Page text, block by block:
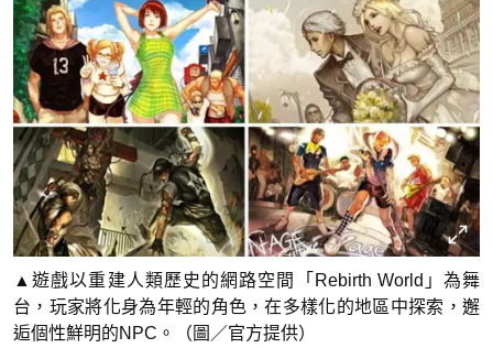
▲遊戲以重建人類歷史的網路空間「Rebirth World」為舞
台，玩家將化身為年輕的角色，在多樣化的地區中探索，邂
逅個性鮮明的NPC。（圖／官方提供）